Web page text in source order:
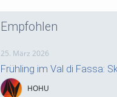
Empfohlen
25. März 2026
Frühling im Val di Fassa:
HOHU